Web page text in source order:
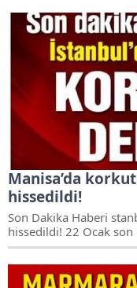
Manisa’da
hissedildi!
Son Dakika Haberi
hissedildi! 22 Ocak